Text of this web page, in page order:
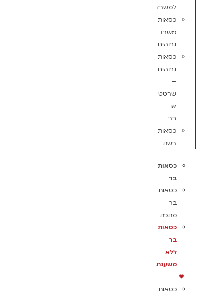
למשרד
כסאות
משרד
גבוהים
כסאות
גבוהים
–
שרטט
או
בר
כסאות
רשת
כסאות
בר
כסאות
בר
מתכת
כסאות
בר
ללא
משענת
כסאות